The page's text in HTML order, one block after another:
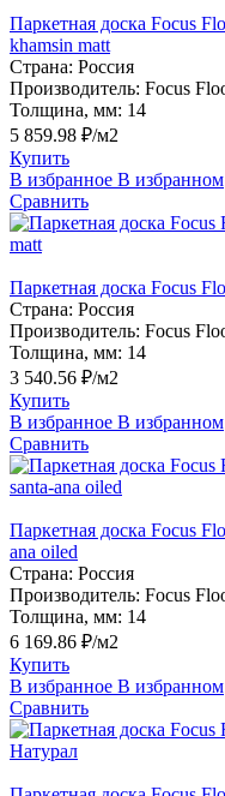
Паркетная доска Focus
khamsin matt
Страна: Россия
Производитель: Focus
Толщина, мм: 14
5 859.98 ₽/м2
Купить
В избранное В избранном
Сравнить
Паркетная доска Focus
Страна: Россия
Производитель: Focus
Толщина, мм: 14
3 540.56 ₽/м2
Купить
В избранное В избранном
Сравнить
Паркетная доска Focus
ana oiled
Страна: Россия
Производитель: Focus
Толщина, мм: 14
6 169.86 ₽/м2
Купить
В избранное В избранном
Сравнить